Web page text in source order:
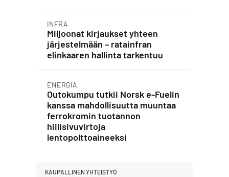
INFRA
Miljoonat kirjaukset yhteen
järjestelmään – ratainfran
elinkaaren hallinta tarkentuu
ENERGIA
Outokumpu tutkii Norsk e-Fuelin
kanssa mahdollisuutta muuntaa
ferrokromin tuotannon
hiilisivuvirtoja
lentopolttoaineeksi
KAUPALLINEN YHTEISTYÖ